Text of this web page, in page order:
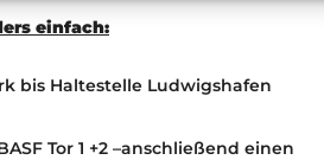
einfach:
bis Haltestelle Ludwigshafen
Tor 1 +2 –anschließend einen